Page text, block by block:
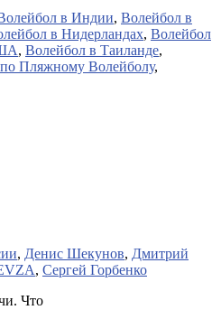
в Индии, Волейбол в
в Нидерландах, Волейбол
, Волейбол в Таиланде,
Пляжному Волейболу,
, Денис Шекунов, Дмитрий
, Сергей Горбенко
Что